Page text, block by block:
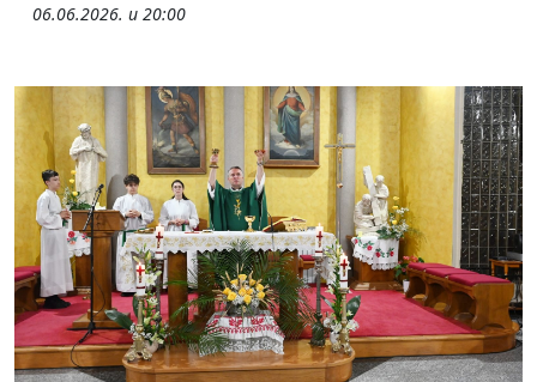
06.06.2026. u 20:00